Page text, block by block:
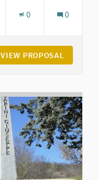
0 0
VIEW PROPOSAL